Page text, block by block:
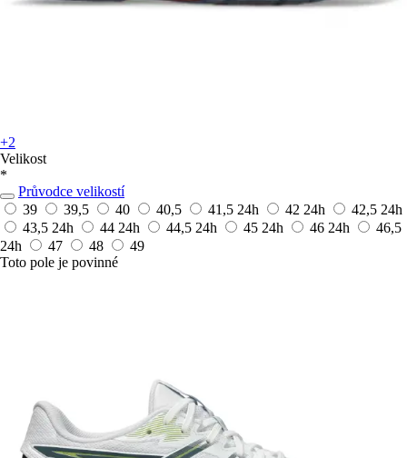
+2
Velikost
*
Průvodce velikostí
39
39,5 40 40,5 41,5 24h 42 24h 42,5 24h
43,5 24h 44 24h 44,5 24h 45 24h 46 24h
46,5
24h
47 48
49
Toto pole je povinné